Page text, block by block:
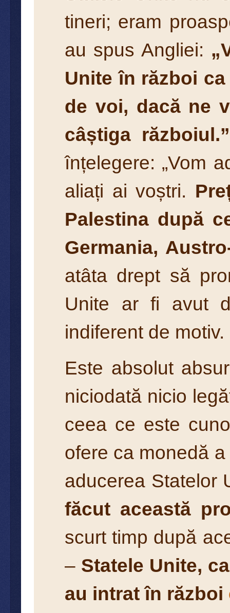
tineri; eram
au spus Angliei:
Unite în război
de voi, dacă ne
câștiga războiul.”
înțelegere: „Vom
aliați ai voștri.
Palestina după
Germania,
atâta drept să
Unite ar fi avut
indiferent de motiv.
Este absolut
niciodată nicio
ceea ce este
ofere ca monedă
aducerea Statelor
făcut această
scurt timp după
– Statele Unite,
au intrat în război